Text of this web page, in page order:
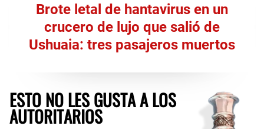
Brote letal de hantavirus en un
crucero de lujo que salió de
Ushuaia: tres pasajeros muertos
ESTO NO LES GUSTA A LOS
AUTORITARIOS